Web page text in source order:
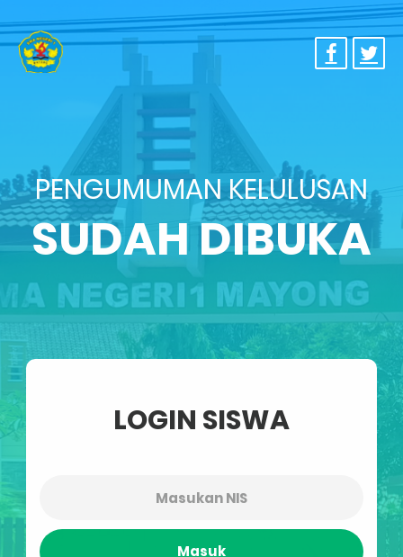
PENGUMUMAN KELULUSAN
SUDAH DIBUKA
LOGIN SISWA
Masuk